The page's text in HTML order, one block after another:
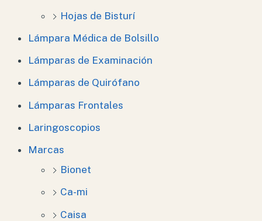
Hojas de Bisturí
Lámpara Médica de Bolsillo
Lámparas de Examinación
Lámparas de Quirófano
Lámparas Frontales
Laringoscopios
Marcas
Bionet
Ca-mi
Caisa